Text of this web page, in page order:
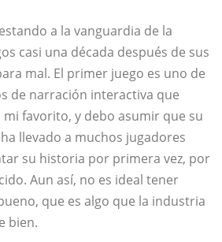
a la vanguardia de la
casi una década después de sus
mal. El primer juego es uno de
de narración interactiva que
favorito, y debo asumir que su
llevado a muchos jugadores
su historia por primera vez, por
Aun así, no es ideal tener
que es algo que la industria
bien.